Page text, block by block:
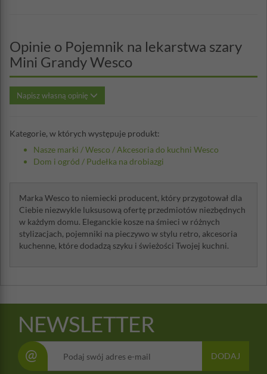
Opinie o Pojemnik na lekarstwa szary
Mini Grandy Wesco
Napisz własną opinię
Kategorie, w których występuje produkt:
Nasze marki /Wesco /Akcesoria do kuchni Wesco
Dom i ogród / Pudełka na drobiazgi
Marka Wesco to niemiecki producent, który przygotował dla
Ciebie niezwykle luksusową ofertę przedmiotów niezbędnych
w każdym domu. Eleganckie kosze na śmieci w różnych
stylizacjach, pojemniki na pieczywo w stylu retro, akcesoria
kuchenne, które dodadzą szyku i świeżości Twojej kuchni.
NEWSLETTER
@ DODAJ